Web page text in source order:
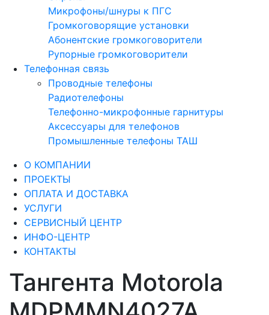
Микрофоны/шнуры к ПГС
Громкоговорящие установки
Абонентские громкоговорители
Рупорные громкоговорители
Телефонная связь
Проводные телефоны
Радиотелефоны
Телефонно-микрофонные гарнитуры
Аксессуары для телефонов
Промышленные телефоны ТАШ
О КОМПАНИИ
ПРОЕКТЫ
ОПЛАТА И ДОСТАВКА
УСЛУГИ
СЕРВИСНЫЙ ЦЕНТР
ИНФО-ЦЕНТР
КОНТАКТЫ
Тангента Motorola